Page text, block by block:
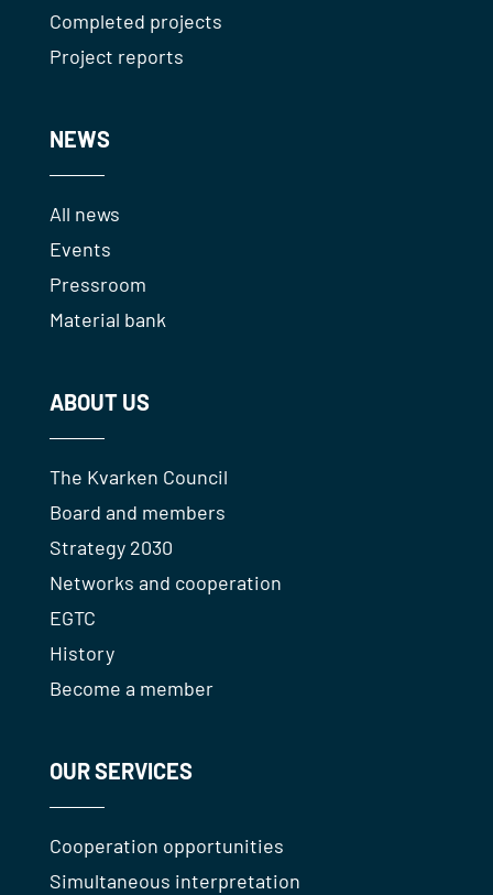
Completed projects
Project reports
NEWS
All news
Events
Pressroom
Material bank
ABOUT US
The Kvarken Council
Board and members
Strategy 2030
Networks and cooperation
EGTC
History
Become a member
OUR SERVICES
Cooperation opportunities
Simultaneous interpretation